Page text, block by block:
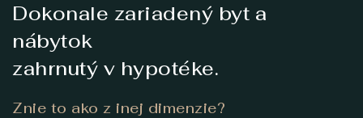
Dokonale zariadený byt a
nábytok
zahrnutý v hypotéke.
Znie to ako z inej dimenzie?